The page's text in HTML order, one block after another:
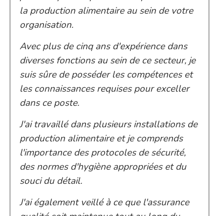
la production alimentaire au sein de votre
organisation.
Avec plus de cinq ans d'expérience dans
diverses fonctions au sein de ce secteur, je
suis sûre de posséder les compétences et
les connaissances requises pour exceller
dans ce poste.
J'ai travaillé dans plusieurs installations de
production alimentaire et je comprends
l'importance des protocoles de sécurité,
des normes d'hygiène appropriées et du
souci du détail.
J'ai également veillé à ce que l'assurance